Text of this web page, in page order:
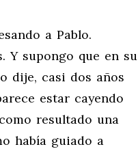
a Pablo.
Y supongo que en su
dije, casi dos años
estar cayendo
resultado una
había guiado a